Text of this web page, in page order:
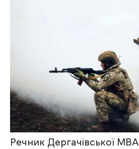
Речник Дергачівської МВА